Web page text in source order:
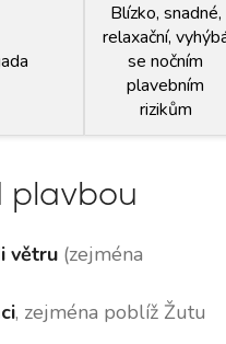
Blízko, snadné,
relaxační,
se nočním
plavebním
rizikům
plavbou
větru(zejména
, zejména poblíž Žutu